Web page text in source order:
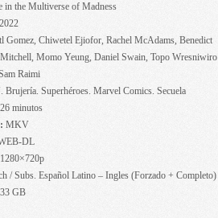
in the Multiverse of Madness
2022
Gomez, Chiwetel Ejiofor, Rachel McAdams, Benedict
Momo Yeung, Daniel Swain, Topo Wresniwiro
Raimi
Superhéroes. Marvel Comics. Secuela
minutos
MKV
DL
1280×720p
/ Subs. Español Latino – Ingles (Forzado + Completo)
GB